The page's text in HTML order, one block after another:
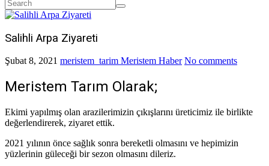
Salihli Arpa Ziyareti
Şubat 8, 2021 meristem_tarim Meristem Haber No comments
Meristem Tarım Olarak;
Ekimi yapılmış olan arazilerimizin çıkışlarını üreticimiz ile birlikte
değerlendirerek, ziyaret ettik.
2021 yılının önce sağlık sonra bereketli olmasını ve hepimizin
yüzlerinin güleceği bir sezon olmasını dileriz.